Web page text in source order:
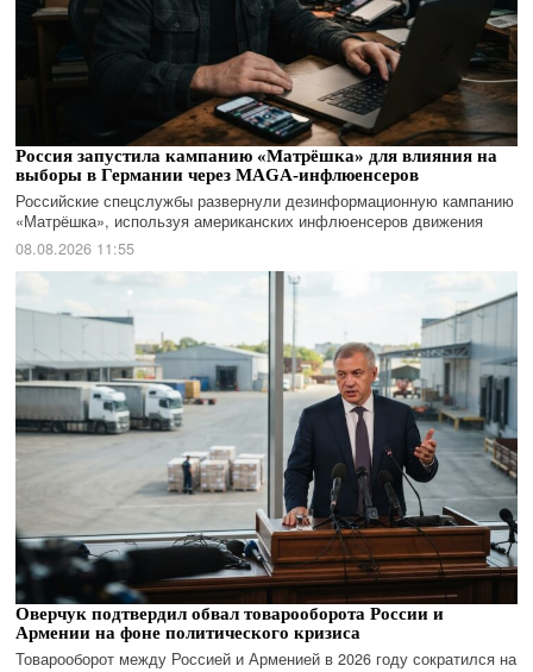
Россия запустила кампанию «Матрёшка» для влияния на
выборы в Германии через MAGA-инфлюенсеров
Российские спецслужбы развернули дезинформационную кампанию
«Матрёшка», используя американских инфлюенсеров движения
08.08.2026 11:55
Оверчук подтвердил обвал товарооборота России и
Армении на фоне политического кризиса
Товарооборот между Россией и Арменией в 2026 году сократился на